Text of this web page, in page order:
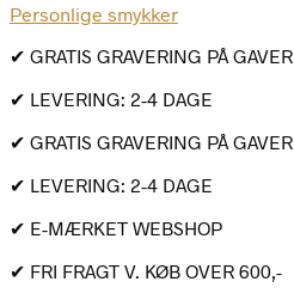
Personlige smykker
✔ GRATIS GRAVERING PÅ GAVER
✔ LEVERING: 2-4 DAGE
✔ GRATIS GRAVERING PÅ GAVER
✔ LEVERING: 2-4 DAGE
✔ E-MÆRKET WEBSHOP
✔ FRI FRAGT V. KØB OVER 600,-